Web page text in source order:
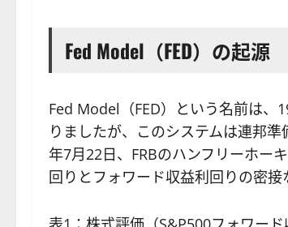
Fed Model（FED）の起源
Fed Model（FED）という名前は、
りましたが、このシステムは連邦
年7月22日、FRBのハンフリーホー
回りとフォワード収益利回りの密接